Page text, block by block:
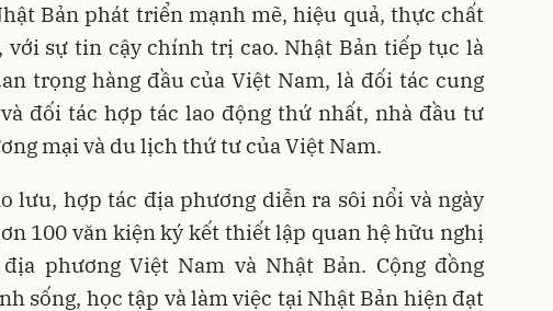
Bản phát triển mạnh mẽ, hiệu quả, thực chất
sự tin cậy chính trị cao. Nhật Bản tiếp tục là
trọng hàng đầu của Việt Nam, là đối tác cung
đối tác hợp tác lao động thứ nhất, nhà đầu tư
mại và du lịch thứ tư của Việt Nam.
lưu, hợp tác địa phương diễn ra sôi nổi và ngày
100 văn kiện ký kết thiết lập quan hệ hữu nghị
phương Việt Nam và Nhật Bản. Cộng đồng
sống, học tập và làm việc tại Nhật Bản hiện đạt